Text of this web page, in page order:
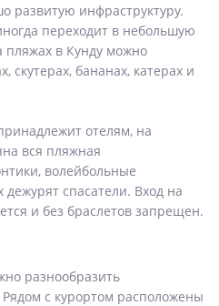
развитую инфраструктуру.
переходит в небольшую
пляжах в Кунду можно
скутерах, бананах, катерах и
отелям, на
вся пляжная
волейбольные
спасатели. Вход на
и без браслетов запрещен.
разнообразить
с курортом расположены